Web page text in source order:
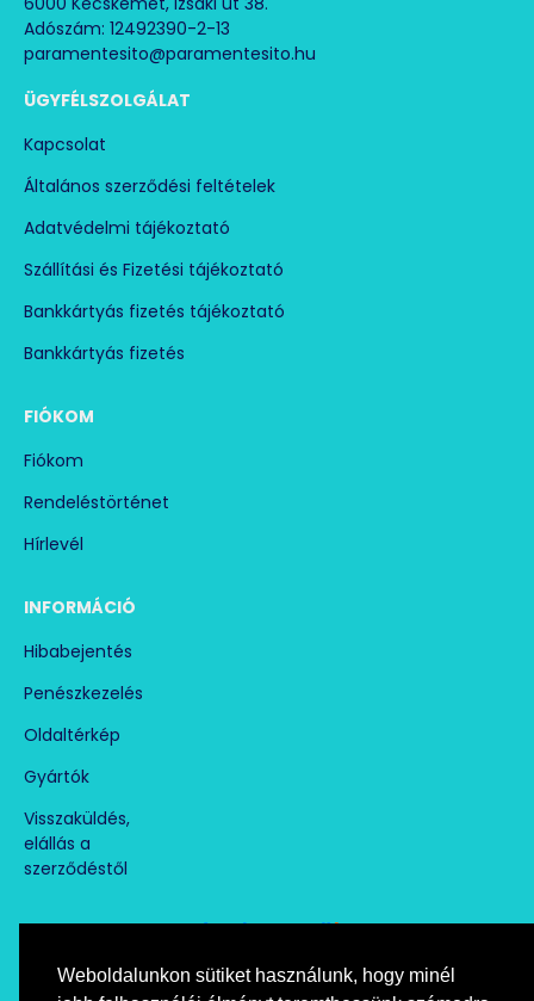
Weboldalunkon sütiket használunk, hogy minél
Adószám: 12492390-2-13
paramentesito@paramentesito.hu
ÜGYFÉLSZOLGÁLAT
Kapcsolat
Általános szerződési feltételek
Adatvédelmi tájékoztató
Szállítási és Fizetési tájékoztató
Bankkártyás fizetés tájékoztató
Bankkártyás fizetés
FIÓKOM
Fiókom
Rendeléstörténet
Hírlevél
INFORMÁCIÓ
Hibabejentés
Penészkezelés
Oldaltérkép
Gyártók
Visszaküldés,
elállás a
szerződéstől
Árukereső.hu